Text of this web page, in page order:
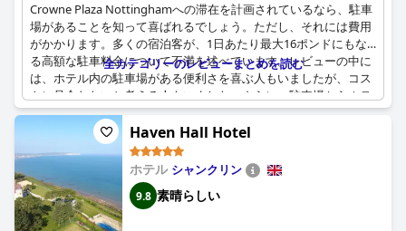
Crowne Plaza Nottinghamへの滞在を計画されているなら、駐車
場があることを知って喜ばれるでしょう。ただし、それには費用
がかかります。多くの宿泊客が、1日あたり最大16ポンドにもな
る高額な駐車料金について不満を述べています。レビューの中に
は、ホテル内の駐車場がある便利さを喜ぶ人もいましたが、コス
トに見合わないと考える人もいました。さらに、駐車場からホテ
ルへの道順を示す標識がないため、ホテルのレセプションへの行
き方が分からないという宿泊客もいました。駐車スペース自体は
狭く、運転しにくいと評されており、客室で汚れた下着を見つけ
た宿泊客もいました。しかし、駐車場がホテルに非常に近いこと
を評価する肯定的な意見もあり、とても便利だという人もいまし
た。Crowne Plaza Nottinghamに車で行き、駐車する予定がある
場合は、高額になる可能性があることを承知しておく必要があり
全カテゴリーのレビューまとめを読む
Haven Hall Hotel
ホテル シャンクリン
9.8 素晴らしい